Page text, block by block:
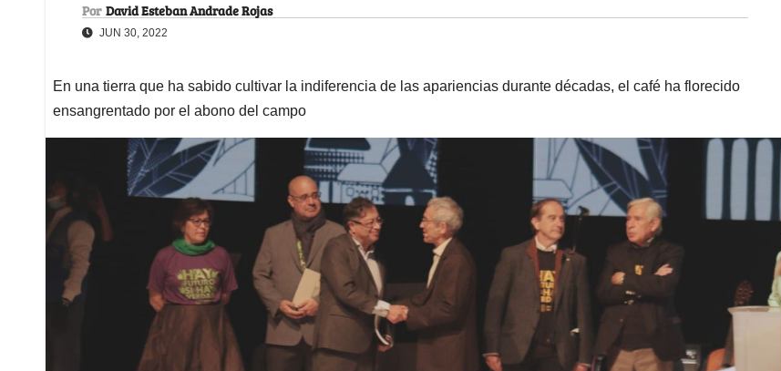
Por David Esteban Andrade Rojas
JUN 30, 2022
En una tierra que ha sabido cultivar la indiferencia de las apariencias durante décadas, el café ha florecido
ensangrentado por el abono del campo